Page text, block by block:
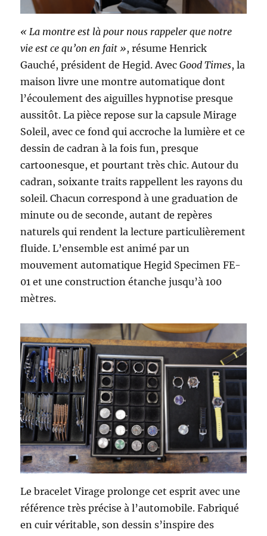
« La montre est là pour nous rappeler que notre
vie est ce qu’on en fait », résume Henrick
Gauché, président de Hegid. AvecGood Times, la
maison livre une montre automatique dont
l’écoulement des aiguilles hypnotise presque
aussitôt. La pièce repose sur la capsule Mirage
Soleil, avec ce fond qui accroche la lumière et ce
dessin de cadran à la fois fun, presque
cartoonesque, et pourtant très chic. Autour du
cadran, soixante traits rappellent les rayons du
soleil. Chacun correspond à une graduation de
minute ou de seconde, autant de repères
naturels qui rendent la lecture particulièrement
fluide. L’ensemble est animé par un
mouvement automatique Hegid Specimen FE-
01 et une construction étanche jusqu’à 100
mètres.
Le bracelet Virage prolonge cet esprit avec une
référence très précise à l’automobile. Fabriqué
en cuir véritable, son dessin s’inspire des